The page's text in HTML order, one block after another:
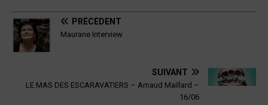
PRÉCÉDENT
Maurane Interview
SUIVANT
LE MAS DES ESCARAVATIERS – Arnaud Maillard –
16/06